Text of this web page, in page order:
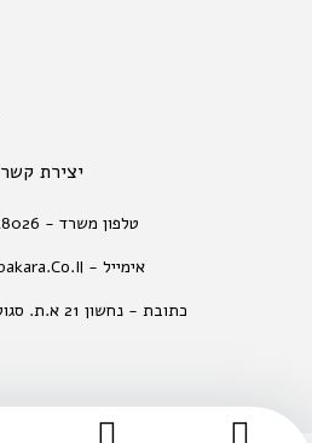
יצירת קשר
טלפון משרד - 03-9348026
אימייל - Info@hbakara.co.il
כתובת - נחשון 21 א.ת. סגולה, פתח-תקווה